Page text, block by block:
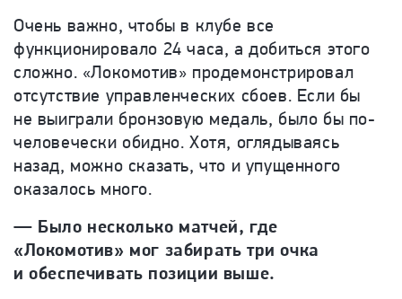
Очень важно, чтобы в клубе все
функционировало 24 часа, а добиться этого
сложно. «Локомотив» продемонстрировал
отсутствие управленческих сбоев. Если бы
не выиграли бронзовую медаль, было бы по-
человечески обидно. Хотя, оглядываясь
назад, можно сказать, что и упущенного
оказалось много.
— Было несколько матчей, где
«Локомотив» мог забирать три очка
и обеспечивать позиции выше.